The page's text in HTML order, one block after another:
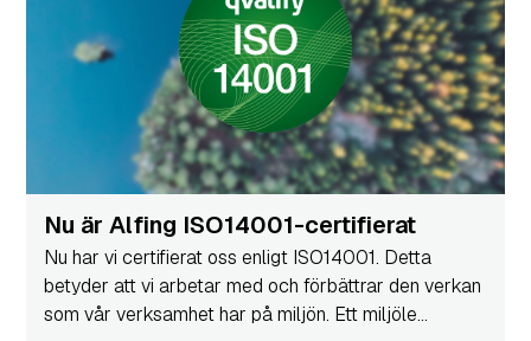
Nu är Alfing ISO14001-certifierat
Nu har vi certifierat oss enligt ISO14001. Detta
betyder att vi arbetar med och förbättrar den verkan
som vår verksamhet har på miljön. Ett miljöle...